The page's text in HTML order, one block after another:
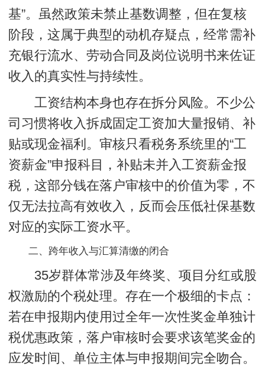
基”。虽然政策未禁止基数调整，但在复核
阶段，这属于典型的动机存疑点，经常需补
充银行流水、劳动合同及岗位说明书来佐证
收入的真实性与持续性。
工资结构本身也存在拆分风险。不少公
司习惯将收入拆成固定工资加大量报销、补
贴或现金福利。审核只看税务系统里的“工
资薪金”申报科目， 补贴未并入工资薪金报
税 ，这部分钱在落户审核中的价值为零，不
仅无法拉高有效收入，反而会压低社保基数
对应的实际工资水平。
二、跨年收入与汇算清缴的闭合
35岁群体常涉及年终奖、项目分红或股
权激励的个税处理。存在一个极细的卡点：
若在申报期内使用过全年一次性奖金单独计
税优惠政策，落户审核时会要求该笔奖金的
应发时间、单位主体与申报期间完全吻合。